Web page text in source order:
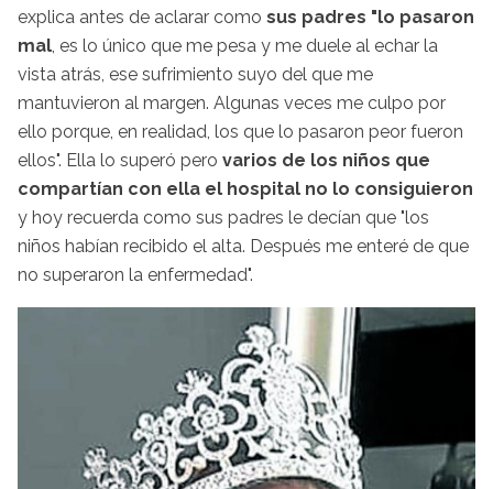
explica antes de aclarar como sus padres "lo pasaron
mal , es lo único que me pesa y me duele al echar la
vista atrás, ese sufrimiento suyo del que me
mantuvieron al margen. Algunas veces me culpo por
ello porque, en realidad, los que lo pasaron peor fueron
ellos". Ella lo superó pero varios de los niños que
compartían con ella el hospital no lo consiguieron
y hoy recuerda como sus padres le decían que "los
niños habían recibido el alta. Después me enteré de que
no superaron la enfermedad".